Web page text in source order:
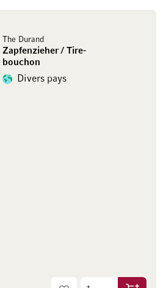
The Durand
Zapfenzieher / Tire-
bouchon
Divers pays